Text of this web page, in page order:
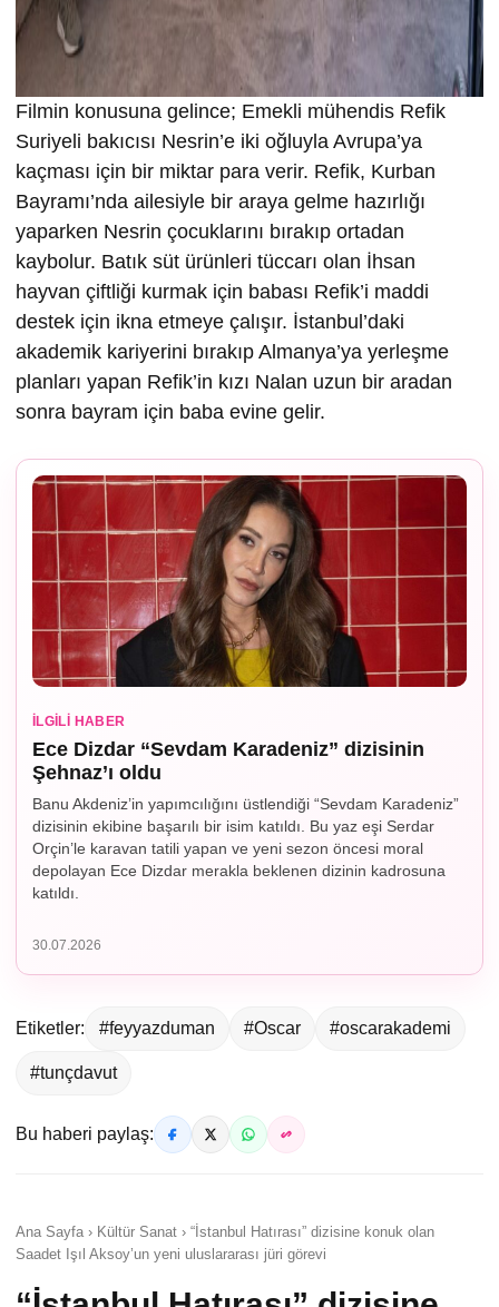
Filmin konusuna gelince; Emekli mühendis Refik
Suriyeli bakıcısı Nesrin’e iki oğluyla Avrupa’ya
kaçması için bir miktar para verir. Refik, Kurban
Bayramı’nda ailesiyle bir araya gelme hazırlığı
yaparken Nesrin çocuklarını bırakıp ortadan
kaybolur. Batık süt ürünleri tüccarı olan İhsan
hayvan çiftliği kurmak için babası Refik’i maddi
destek için ikna etmeye çalışır. İstanbul’daki
akademik kariyerini bırakıp Almanya’ya yerleşme
planları yapan Refik’in kızı Nalan uzun bir aradan
sonra bayram için baba evine gelir.
İLGILI HABER
Ece Dizdar “Sevdam Karadeniz” dizisinin
Şehnaz’ı oldu
Banu Akdeniz’in yapımcılığını üstlendiği “Sevdam Karadeniz”
dizisinin ekibine başarılı bir isim katıldı. Bu yaz eşi Serdar
Orçin’le karavan tatili yapan ve yeni sezon öncesi moral
depolayan Ece Dizdar merakla beklenen dizinin kadrosuna
katıldı.
30.07.2026
Etiketler: #feyyazduman #Oscar #oscarakademi
#tunçdavut
Bu haberi paylaş:
Ana Sayfa › Kültür Sanat › “İstanbul Hatırası” dizisine konuk olan
Saadet Işıl Aksoy’un yeni uluslararası jüri görevi